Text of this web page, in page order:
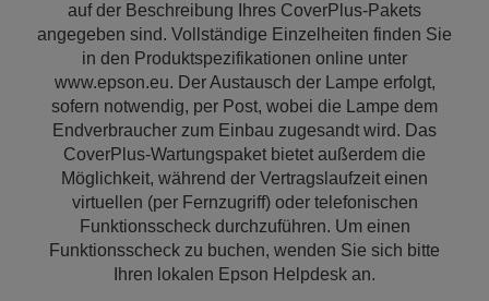
auf der Beschreibung Ihres CoverPlus-Pakets
angegeben sind. Vollständige Einzelheiten finden Sie
in den Produktspezifikationen online unter
www.epson.eu. Der Austausch der Lampe erfolgt,
sofern notwendig, per Post, wobei die Lampe dem
Endverbraucher zum Einbau zugesandt wird. Das
CoverPlus-Wartungspaket bietet außerdem die
Möglichkeit, während der Vertragslaufzeit einen
virtuellen (per Fernzugriff) oder telefonischen
Funktionsscheck durchzuführen. Um einen
Funktionsscheck zu buchen, wenden Sie sich bitte
Ihren lokalen Epson Helpdesk an.